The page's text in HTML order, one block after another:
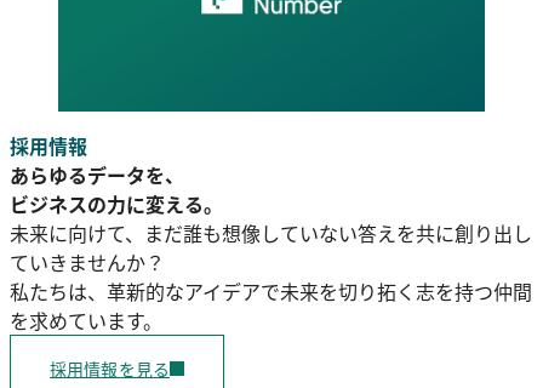
採用情報
あらゆるデータを、
ビジネスの力に変える。
未来に向けて、まだ誰も想像していない答えを共に創り出し
ていきませんか？
私たちは、革新的なアイデアで未来を切り拓く志を持つ仲間
を求めています。
採用情報を見る